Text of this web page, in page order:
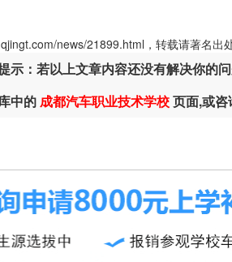
news/21899.html，转载请著名出
示：若以上文章内容还没有解决你的
中的成都汽车职业技术学校页面,或咨